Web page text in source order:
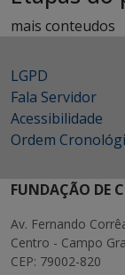
mais conteudos
LGPD
Fala Servidor
Acessibilidade
Ordem
FUNDAÇÃO DE
Av. Fernando
Centro - Campo
CEP: 79002-820